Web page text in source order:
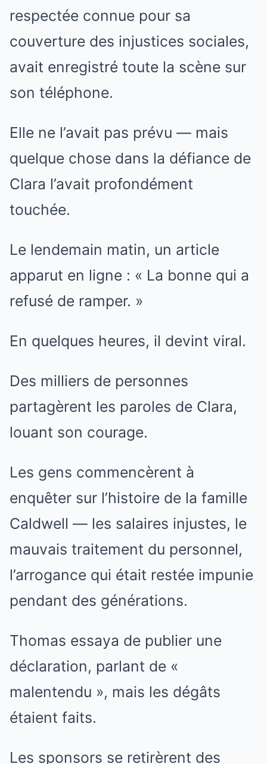
respectée connue pour sa
couverture des injustices sociales,
avait enregistré toute la scène sur
son téléphone.
Elle ne l’avait pas prévu — mais
quelque chose dans la défiance de
Clara l’avait profondément
touchée.
Le lendemain matin, un article
apparut en ligne : « La bonne qui a
refusé de ramper. »
En quelques heures, il devint viral.
Des milliers de personnes
partagèrent les paroles de Clara,
louant son courage.
Les gens commencèrent à
enquêter sur l’histoire de la famille
Caldwell — les salaires injustes, le
mauvais traitement du personnel,
l’arrogance qui était restée impunie
pendant des générations.
Thomas essaya de publier une
déclaration, parlant de «
malentendu », mais les dégâts
étaient faits.
Les sponsors se retirèrent des